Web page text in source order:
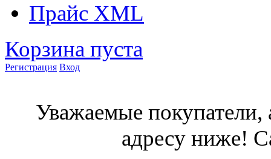
Прайс XML
Корзина пуста
Регистрация Вход
Уважаемые покупатели,
адресу ниже!